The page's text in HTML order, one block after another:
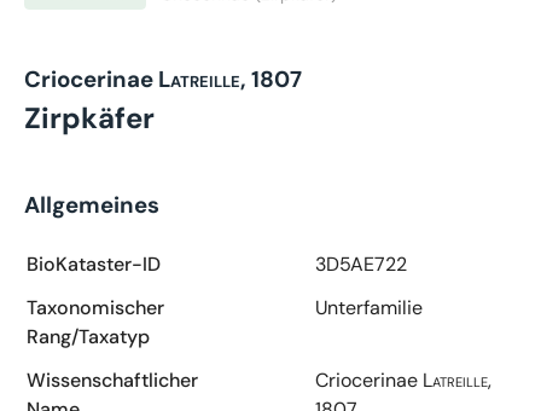
Criocerinae Latreille, 1807
Zirpkäfer
Allgemeines
BioKataster-ID
3D5AE722
Taxonomischer
Rang/Taxatyp
Unterfamilie
Wissenschaftlicher
Criocerinae Latreille,